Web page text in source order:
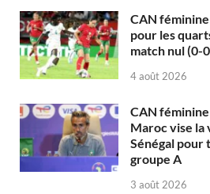
CAN
pour les
match nul (0-
4 août 2026
CAN
Maroc vise
Sénégal pour
groupe A
3 août 2026